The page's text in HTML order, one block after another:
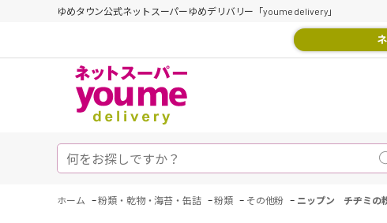
ゆめタウン公式ネットスーパーゆめデリバリー「youme delivery」
ホーム -粉類・乾物・海苔・缶詰 -粉類 - その他粉 - ニップン チヂミの